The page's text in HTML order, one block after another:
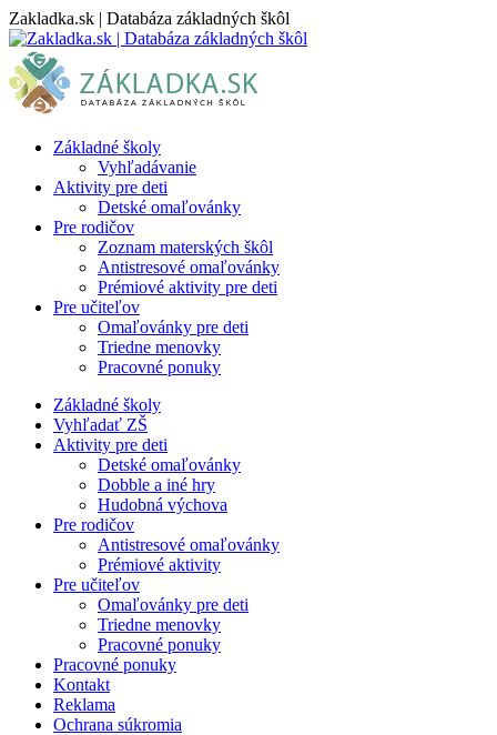
Skip
to
content
Zakladka.sk | Databáza základných škôl
Základné školy
Vyhľadávanie
Aktivity pre deti
Detské omaľovánky
Pre rodičov
Zoznam materských škôl
Antistresové omaľovánky
Prémiové aktivity pre deti
Pre učiteľov
Omaľovánky pre deti
Triedne menovky
Pracovné ponuky
Základné školy
Vyhľadať ZŠ
Aktivity pre deti
Detské omaľovánky
Dobble a iné hry
Hudobná výchova
Pre rodičov
Antistresové omaľovánky
Prémiové aktivity
Pre učiteľov
Omaľovánky pre deti
Triedne menovky
Pracovné ponuky
Pracovné ponuky
Kontakt
Reklama
Ochrana súkromia